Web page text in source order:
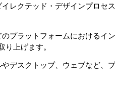
レクテッド・デザインプロセ
プラットフォームにおけるイ
り上げます。
デスクトップ、ウェブなど、